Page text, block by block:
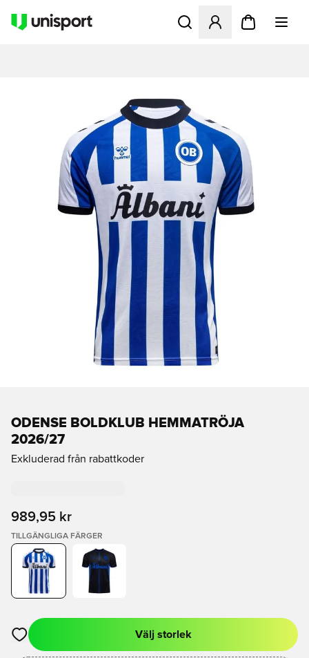
Öppnar en Modal för att
ODENSE BOLDKLUB HEMMATRÖJA
2026/27
Exkluderad från rabattkoder
989,95 kr
TILLGÄNGLIGA FÄRGER
Öppnar en Modal för att logga in eller registrera dig som
Välj storlek